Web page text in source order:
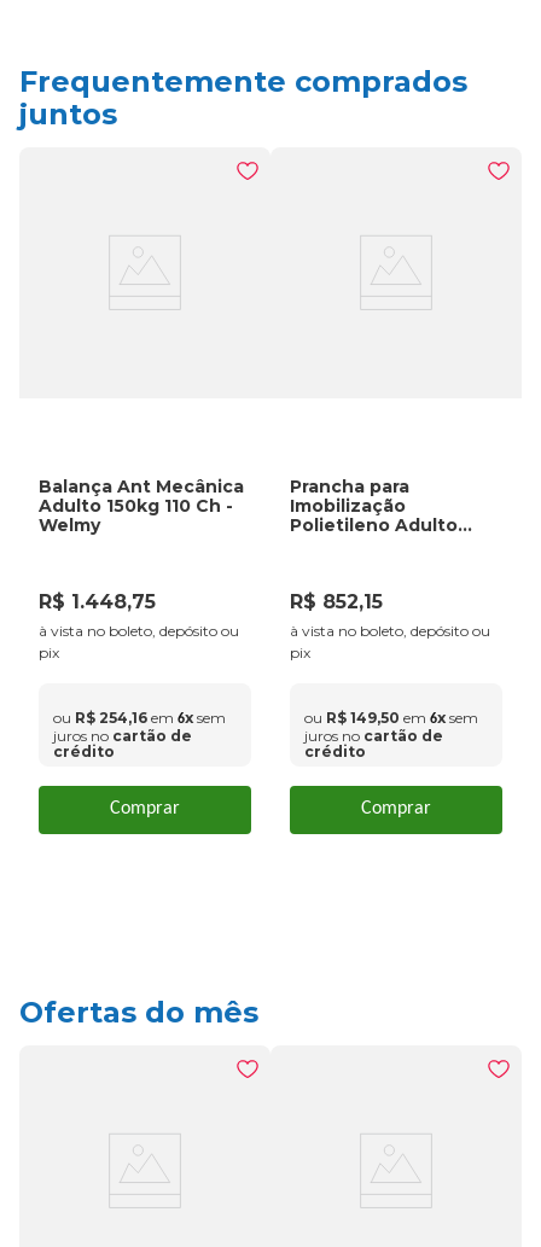
Frequentemente comprados
juntos
Balança Ant Mecânica
Adulto 150kg 110 Ch -
Welmy
R$ 1.448,75
à vista no boleto, depósito ou
pix
ou R$ 254,16 em 6x sem
juros no cartão de
crédito
Comprar
Prancha para
Imobilização
Polietileno Adulto
R$ 852,15
à vista no boleto, depósito ou
pix
ou R$ 149,50 em 6x sem
juros no cartão de
crédito
Comprar
Ofertas do mês